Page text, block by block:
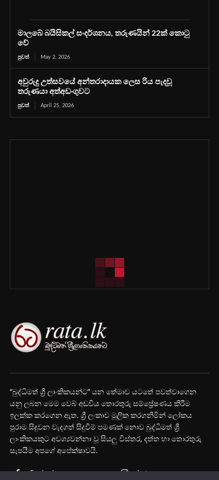
මාලබේ බයිසිකල් සංදර්ශනය, තරුණයින් 22ක් කොටු
වේ
පුවත් May 2, 2026
අවුරුදු උත්සවයේ අන්තරාදායක ලෙස රිය පැදවූ
තරුණයා අත්අඩංගුවට
පුවත් April 25, 2026
“බුද්ධිමත් ශ්‍රී ලාංකිකයන්ට” යන තේමාව යටතේ පවත්වාගෙන
යනු ලබන මෙම වෙබ් අඩවිය තොරතුරු සම්ප්‍රේෂණය කිරීම
ඉලක්ක කරගෙන ඇත. ශ්‍රී ලංකාව මූලික කරගනිමින් ලෝකය
පුරාම සිදුවන වැදගත් සිදුවීම් පමණක් නොව බුද්ධිමත් ශ්‍රී
ලාංකිකයකුට අවශ්‍යවන්නා වූ සියලු විස්තර, දත්ත හා තොරතුරු
සැපයීම අපගේ අපේක්ෂාවයි.